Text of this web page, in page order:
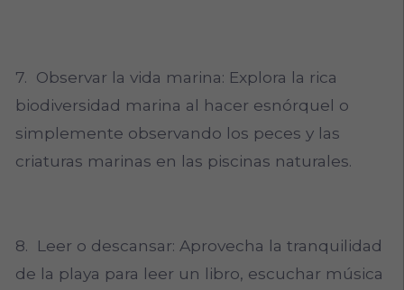
7. Observar la vida marina: Explora la rica
biodiversidad marina al hacer esnórquel o
simplemente observando los peces y las
criaturas marinas en las piscinas naturales.
8. Leer o descansar: Aprovecha la tranquilidad
de la playa para leer un libro, escuchar música